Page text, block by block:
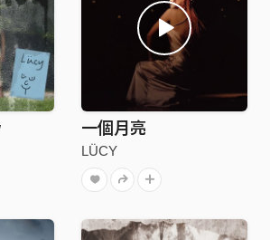
一個月亮
LÜCY